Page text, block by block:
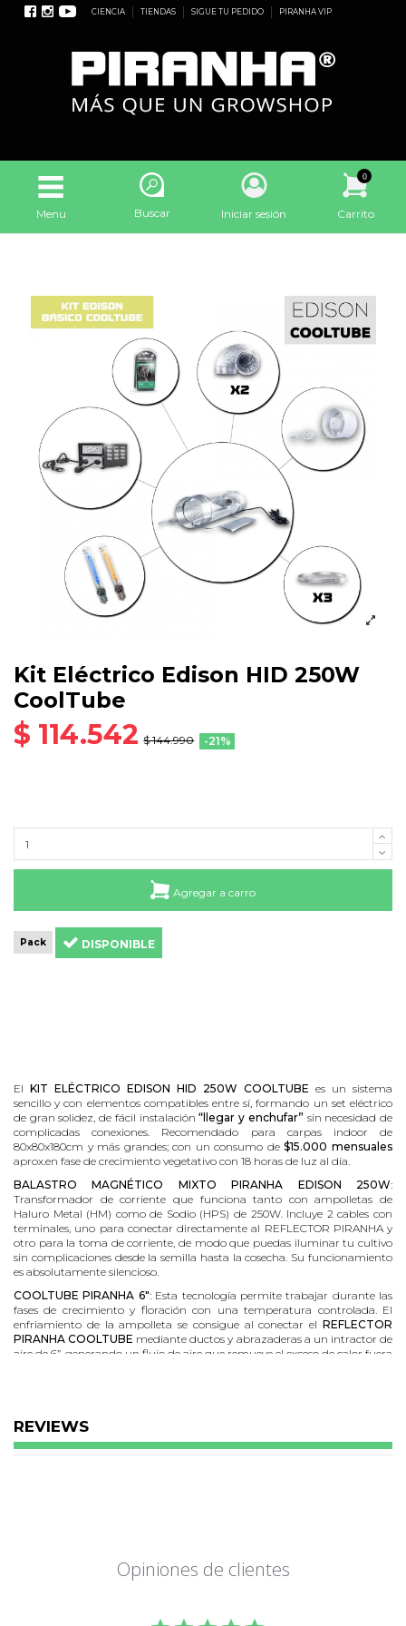
CIENCIA TIENDAS SIGUE TU PEDIDO PIRANHA VIP
Menu Buscar Iniciar sesión
0
Carrito
Kit Eléctrico Edison HID 250W
CoolTube
$ 114.542 $ 144.990 -21%
Agregar a carro
Pack DISPONIBLE
El KIT ELÉCTRICO EDISON HID 250W COOLTUBE es un sistema
sencillo y con elementos compatibles entre sí, formando un set eléctrico
de gran solidez, de fácil instalación“llegar y enchufar” sin necesidad de
complicadas conexiones. Recomendado para carpas indoor de
80x80x180cm y más grandes; con un consumo de$15.000 mensuales
aprox.en fase de crecimiento vegetativo con 18 horas de luz al día.
BALASTRO MAGNÉTICO MIXTO PIRANHA EDISON 250W:
Transformador de corriente que funciona tanto con ampolletas de
Haluro Metal (HM) como de Sodio (HPS) de 250W. Incluye 2 cables con
terminales, uno para conectar directamente al REFLECTOR PIRANHA y
otro para la toma de corriente, de modo que puedas iluminar tu cultivo
sin complicaciones desde la semilla hasta la cosecha. Su funcionamiento
es absolutamente silencioso.
COOLTUBE PIRANHA 6": Esta tecnología permite trabajar durante las
fases de crecimiento y floración con una temperatura controlada. El
enfriamiento de la ampolleta se consigue al conectar el REFLECTOR
PIRANHA COOLTUBE mediante ductos y abrazaderas a un intractor de
aire de 6”, generando un flujo de aire que remueve el exceso de calor fuera
óptimos en la fase de crecimiento vegetativo al acortar la distancia
internodal de las plantas, obteniendo más pares de hojas y ramas en
menos altura, preparando la planta para la posterior fase de floración y
REVIEWS
Opiniones de clientes